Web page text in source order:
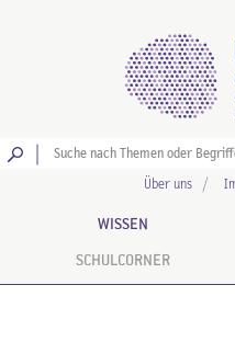
Über uns
WISSEN
SCHULCORNER